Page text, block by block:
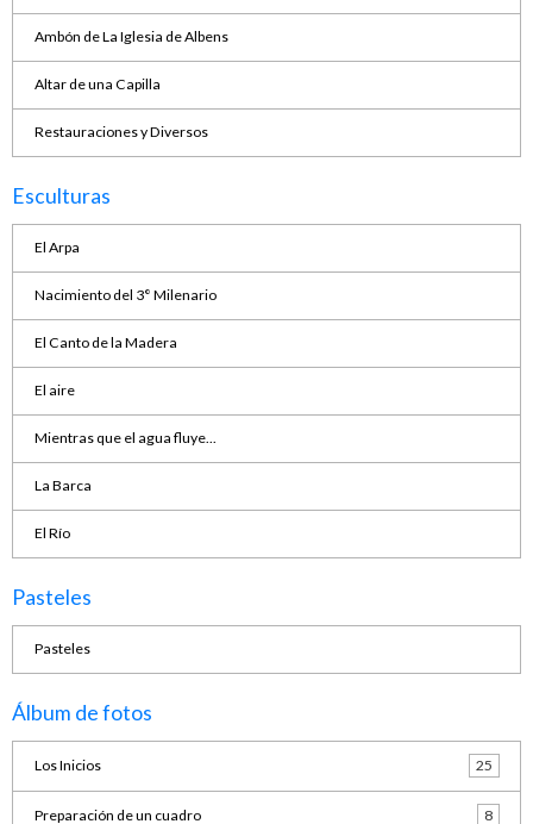
Ambón de La Iglesia de Albens
Altar de una Capilla
Restauraciones y Diversos
Esculturas
El Arpa
Nacimiento del 3° Milenario
El Canto de la Madera
El aire
Mientras que el agua fluye...
La Barca
El Río
Pasteles
Pasteles
Álbum de fotos
Los Inicios 25
Preparación de un cuadro 8